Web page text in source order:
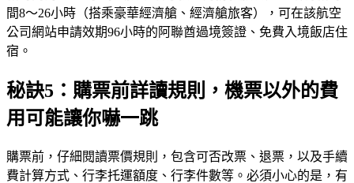
間8～26小時（搭乘豪華經濟艙、經濟艙旅客），可在該航空
公司網站申請效期96小時的阿聯酋過境簽證、免費入境飯店住
宿。
秘訣5：購票前詳讀規則，機票以外的費
用可能讓你嚇一跳
購票前，仔細閱讀票價規則，包含可否改票、退票，以及手續
費計算方式、行李托運額度、行李件數等。必須小心的是，有